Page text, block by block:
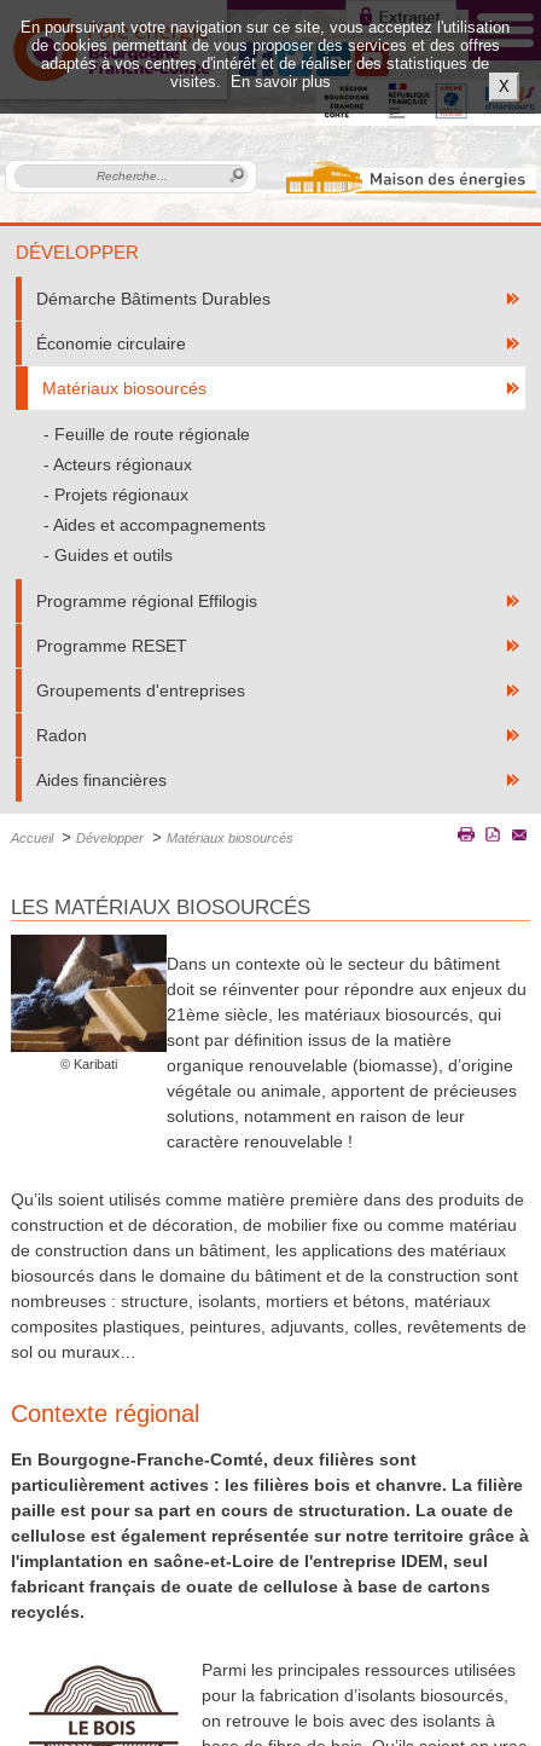
DÉVELOPPER
Démarche Bâtiments Durables
Économie circulaire
Matériaux biosourcés
Feuille de route régionale
Acteurs régionaux
Projets régionaux
Aides et accompagnements
Guides et outils
Programme régional Effilogis
Programme RESET
Groupements d'entreprises
Radon
Aides financières
Accueil > Développer > Matériaux biosourcés
LES MATÉRIAUX BIOSOURCÉS
© Karibati
Dans un contexte où le secteur du bâtiment
doit se réinventer pour répondre aux enjeux du
21ème siècle, les matériaux biosourcés, qui
sont par définition issus de la matière
organique renouvelable (biomasse), d’origine
végétale ou animale, apportent de précieuses
solutions, notamment en raison de leur
caractère renouvelable !
Qu’ils soient utilisés comme matière première dans des produits de
construction et de décoration, de mobilier fixe ou comme matériau
de construction dans un bâtiment, les applications des matériaux
biosourcés dans le domaine du bâtiment et de la construction sont
nombreuses : structure, isolants, mortiers et bétons, matériaux
composites plastiques, peintures, adjuvants, colles, revêtements de
sol ou muraux…
Contexte régional
En Bourgogne-Franche-Comté, deux filières sont
particulièrement actives : les filières bois et chanvre. La filière
paille est pour sa part en cours de structuration. La ouate de
cellulose est également représentée sur notre territoire grâce à
l'implantation en saône-et-Loire de l'entreprise IDEM, seul
fabricant français de ouate de cellulose à base de cartons
recyclés.
Parmi les principales ressources utilisées
pour la fabrication d’isolants biosourcés,
on retrouve le bois avec des isolants à
En poursuivant votre navigation sur ce site, vous acceptez l'utilisation
de cookies permettant de vous proposer des services et des offres
adaptés à vos centres d'intérêt et de réaliser des statistiques de
visites.
En savoir plus X